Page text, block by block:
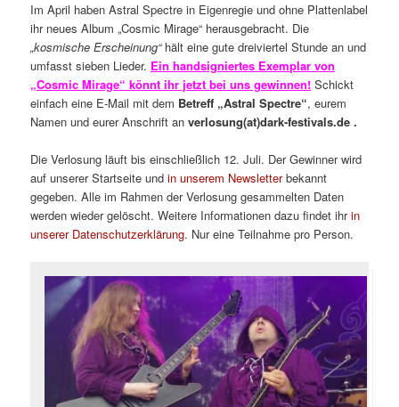
Im April haben Astral Spectre in Eigenregie und ohne Plattenlabel
ihr neues Album „Cosmic Mirage“ herausgebracht. Die
„kosmische Erscheinung“hält eine gute dreiviertel Stunde an und
umfasst sieben Lieder. Ein handsigniertes Exemplar von
„Cosmic Mirage“ könnt ihr jetzt bei uns gewinnen! Schickt
einfach eine E-Mail mit dem Betreff „Astral Spectre“, eurem
Namen und eurer Anschrift anverlosung(at)dark-festivals.de .
Die Verlosung läuft bis einschließlich 12. Juli. Der Gewinner wird
auf unserer Startseite undin unserem Newsletterbekannt
gegeben. Alle im Rahmen der Verlosung gesammelten Daten
werden wieder gelöscht. Weitere Informationen dazu findet ihrin
unserer Datenschutzerklärung. Nur eine Teilnahme pro Person.